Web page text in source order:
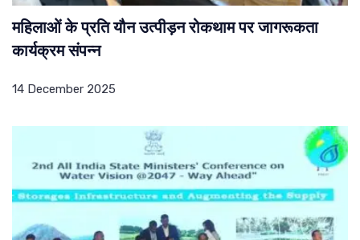
महिलाओं के प्रति यौन उत्पीड़न रोकथाम पर जागरूकता
कार्यक्रम संपन्न
14 December 2025